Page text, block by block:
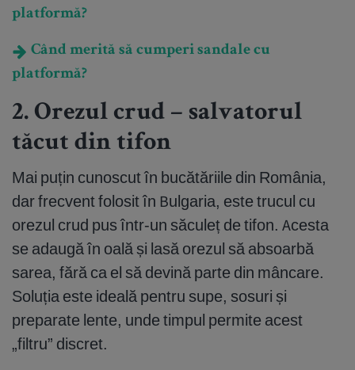
platformă?
Când merită să cumperi sandale cu
platformă?
2. Orezul crud – salvatorul
tăcut din tifon
Mai puțin cunoscut în bucătăriile din România,
dar frecvent folosit în Bulgaria, este trucul cu
orezul crud pus într-un săculeț de tifon. Acesta
se adaugă în oală și lasă orezul să absoarbă
sarea, fără ca el să devină parte din mâncare.
Soluția este ideală pentru supe, sosuri și
preparate lente, unde timpul permite acest
„filtru” discret.